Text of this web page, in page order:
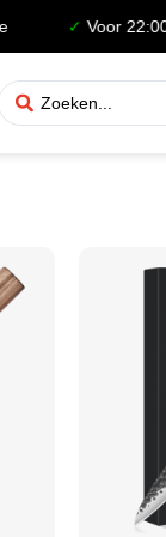
Voor 22:00